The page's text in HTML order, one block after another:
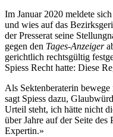
Im Januar 2020 meldete
und wies auf das
der Presserat seine
gegen den Tages-Anzeiger
gerichtlich rechtsgültig
Spiess Recht hatte: Diese
Als Sektenberaterin
sagt Spiess dazu,
Urteil steht, ich hätte nicht
über Jahre auf der Seite des
Expertin.»